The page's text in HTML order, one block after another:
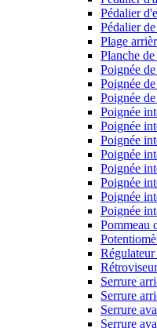
Pédalier
Pédalier
Plage
Planche
Poignée
Poignée
Poignée
Poignée
Poignée
Poignée
Poignée
Poignée
Poignée
Poignée
Poignée
Pommeau
Régulateur
Serrure
Serrure
Serrure
Serrure